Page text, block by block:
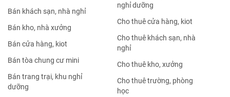
Bán khách sạn, nhà nghỉ
Bán kho, nhà xưởng
Bán cửa hàng, kiot
Bán tòa chung cư mini
Bán trang trại, khu nghỉ
dưỡng
nghỉ dưỡng
Cho thuê cửa hàng, kiot
Cho thuê khách sạn, nhà
nghỉ
Cho thuê kho, xưởng
Cho thuê trường, phòng
học